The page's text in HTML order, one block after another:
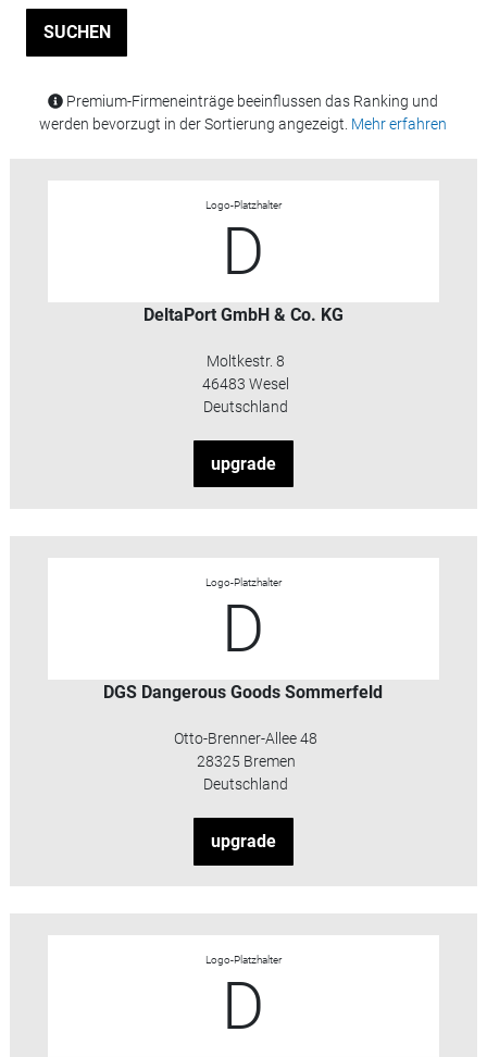
SUCHEN
Premium-Firmeneinträge beeinflussen das Ranking und
werden bevorzugt in der Sortierung angezeigt. Mehr erfahren
Logo-Platzhalter
D
DeltaPort GmbH & Co. KG
Moltkestr. 8
46483 Wesel
Deutschland
upgrade
Logo-Platzhalter
D
DGS Dangerous Goods Sommerfeld
Otto-Brenner-Allee 48
28325 Bremen
Deutschland
upgrade
Logo-Platzhalter
D